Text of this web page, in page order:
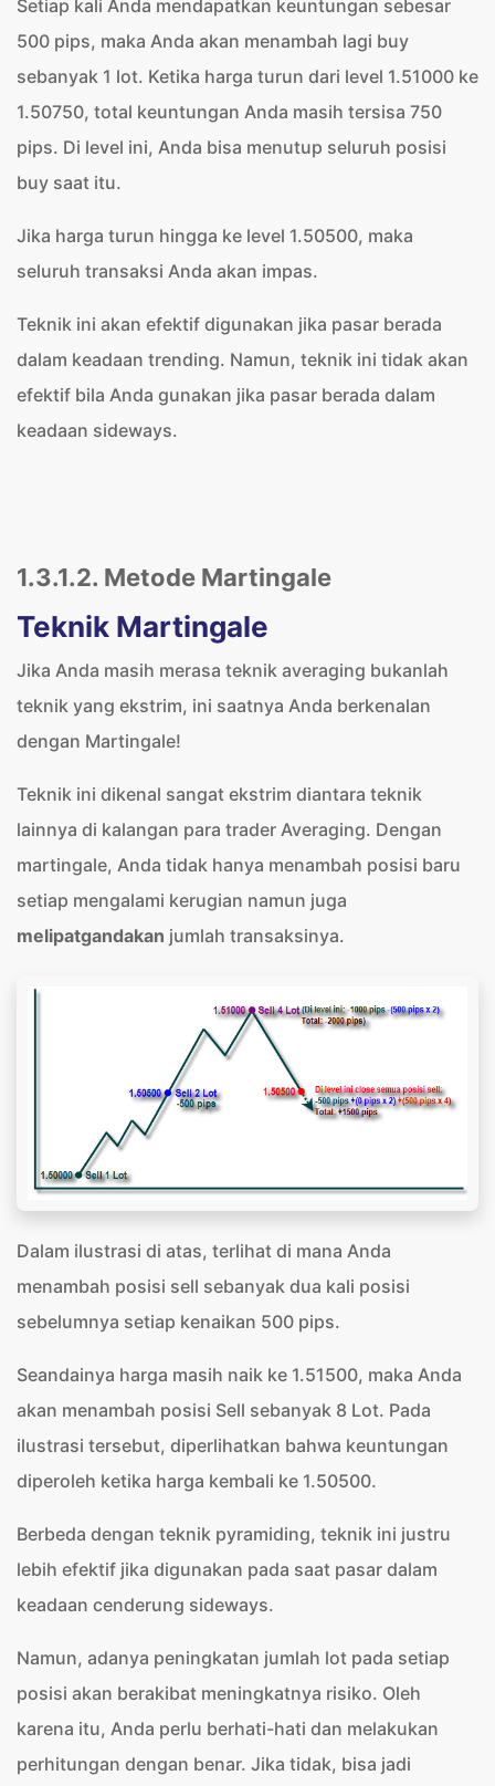
Setiap kali Anda mendapatkan keuntungan sebesar
500 pips, maka Anda akan menambah lagi buy
sebanyak 1 lot. Ketika harga turun dari level 1.51000 ke
1.50750, total keuntungan Anda masih tersisa 750
pips. Di level ini, Anda bisa menutup seluruh posisi
buy saat itu.
Jika harga turun hingga ke level 1.50500, maka
seluruh transaksi Anda akan impas.
Teknik ini akan efektif digunakan jika pasar berada
dalam keadaan trending. Namun, teknik ini tidak akan
efektif bila Anda gunakan jika pasar berada dalam
keadaan sideways.
1.3.1.2. Metode Martingale
Teknik Martingale
Jika Anda masih merasa teknik averaging bukanlah
teknik yang ekstrim, ini saatnya Anda berkenalan
dengan Martingale!
Teknik ini dikenal sangat ekstrim diantara teknik
lainnya di kalangan para trader Averaging. Dengan
martingale, Anda tidak hanya menambah posisi baru
setiap mengalami kerugian namun juga
melipatgandakan jumlah transaksinya.
Dalam ilustrasi di atas, terlihat di mana Anda
menambah posisi sell sebanyak dua kali posisi
sebelumnya setiap kenaikan 500 pips.
Seandainya harga masih naik ke 1.51500, maka Anda
akan menambah posisi Sell sebanyak 8 Lot. Pada
ilustrasi tersebut, diperlihatkan bahwa keuntungan
diperoleh ketika harga kembali ke 1.50500.
Berbeda dengan teknik pyramiding, teknik ini justru
lebih efektif jika digunakan pada saat pasar dalam
keadaan cenderung sideways.
Namun, adanya peningkatan jumlah lot pada setiap
posisi akan berakibat meningkatnya risiko. Oleh
karena itu, Anda perlu berhati-hati dan melakukan
perhitungan dengan benar. Jika tidak, bisa jadi